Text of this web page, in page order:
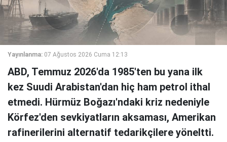
Yayınlanma: 07 Ağustos 2026 Cuma 12:13
ABD, Temmuz 2026'da 1985'ten bu yana ilk
kez Suudi Arabistan'dan hiç ham petrol ithal
etmedi. Hürmüz Boğazı'ndaki kriz nedeniyle
Körfez'den sevkiyatların aksaması, Amerikan
rafinerilerini alternatif tedarikçilere yöneltti.